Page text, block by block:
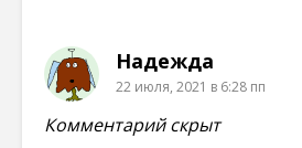
Надежда
22 июля, 2021 в 6:28 пп
Комментарий скрыт